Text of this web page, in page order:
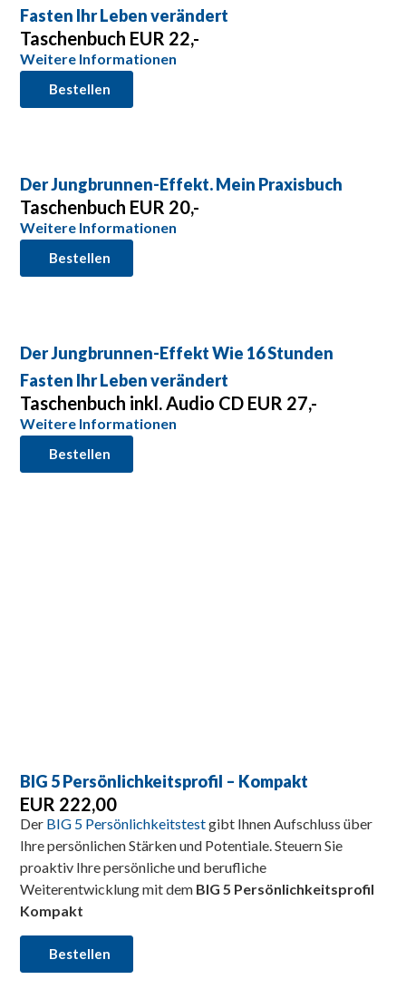
Fasten Ihr Leben verändert
Taschenbuch EUR 22,-
Weitere Informationen
Bestellen
Der Jungbrunnen-Effekt. Mein Praxisbuch
Taschenbuch EUR 20,-
Weitere Informationen
Bestellen
Der Jungbrunnen-Effekt Wie 16 Stunden
Fasten Ihr Leben verändert
Taschenbuch inkl. Audio CD EUR 27,-
Weitere Informationen
Bestellen
BIG 5 Persönlichkeitsprofil – Kompakt
EUR 222,00
Der BIG 5 Persönlichkeitstestgibt Ihnen Aufschluss über
Ihre persönlichen Stärken und Potentiale. Steuern Sie
proaktiv Ihre persönliche und berufliche
Weiterentwicklung mit dem BIG 5 Persönlichkeitsprofil
Kompakt
Bestellen